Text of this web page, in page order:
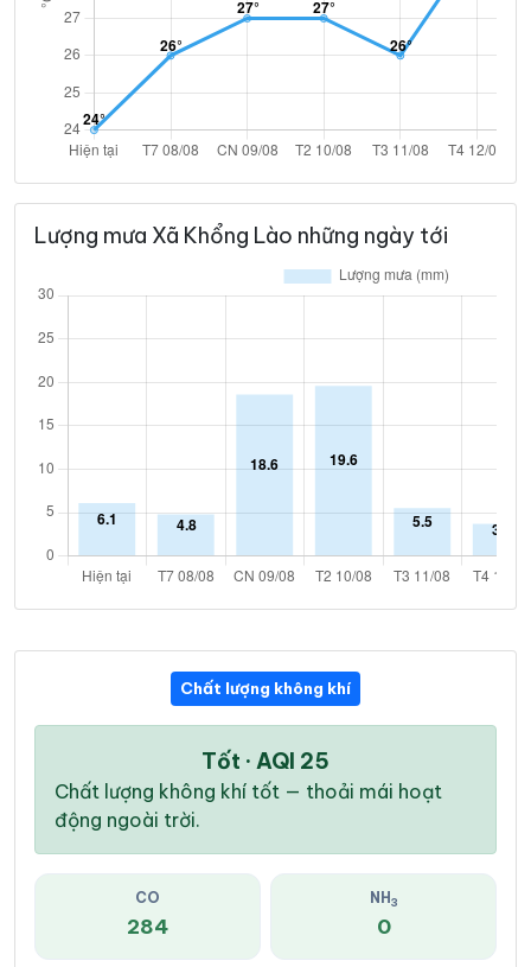
Lượng mưa Xã Khổng Lào những ngày tới
Chất lượng không khí
Tốt · AQI 25
Chất lượng không khí tốt — thoải mái hoạt
động ngoài trời.
CO
284
NH 3
0